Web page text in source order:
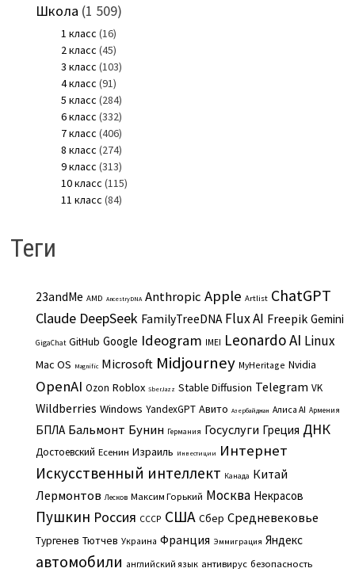
Школа (1 509)
1 класс (16)
2 класс (45)
3 класс (103)
4 класс (91)
5 класс (284)
6 класс (332)
7 класс (406)
8 класс (274)
9 класс (313)
10 класс (115)
11 класс (84)
Теги
23andMe AMD AncestryDNA Anthropic Apple Artlist ChatGPT
Claude DeepSeek FamilyTreeDNA Flux AI Freepik Gemini
GigaChat GitHub Google Ideogram IMEI Leonardo AI Linux
Mac OS Magnific Microsoft Midjourney MyHeritage Nvidia
OpenAI Ozon Roblox SberJazz Stable Diffusion Telegram VK
Wildberries Windows YandexGPT Авито Азербайджан Алиса AI Армения
БПЛА Бальмонт Бунин Германия Госуслуги Греция ДНК
Достоевский Есенин Израиль Инвестиции Интернет
Искусственный интеллект Канада Китай
Лермонтов Лесков Максим Горький Москва Некрасов
Пушкин Россия СССР США Сбер Средневековье
Тургенев Тютчев Украина Франция Эммиграция Яндекс
автомобили английский язык антивирус безопасность